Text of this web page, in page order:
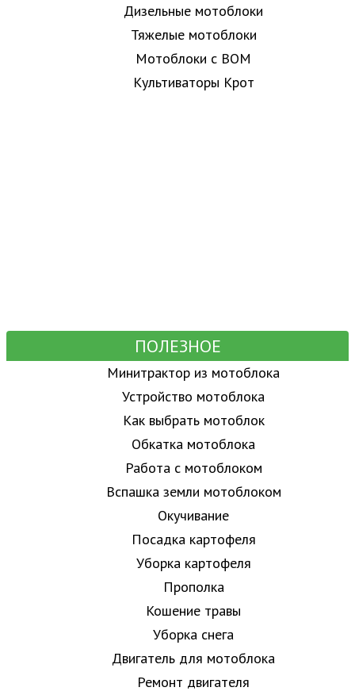
Дизельные мотоблоки
Тяжелые мотоблоки
Мотоблоки с ВОМ
Культиваторы Крот
ПОЛЕЗНОЕ
Минитрактор из мотоблока
Устройство мотоблока
Как выбрать мотоблок
Обкатка мотоблока
Работа с мотоблоком
Вспашка земли мотоблоком
Окучивание
Посадка картофеля
Уборка картофеля
Прополка
Кошение травы
Уборка снега
Двигатель для мотоблока
Ремонт двигателя